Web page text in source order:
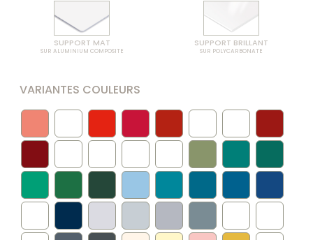
SUPPORT MAT
SUR ALUMINIUM COMPOSITE
SUPPORT BRILLANT
SUR POLYCARBONATE
VARIANTES COULEURS